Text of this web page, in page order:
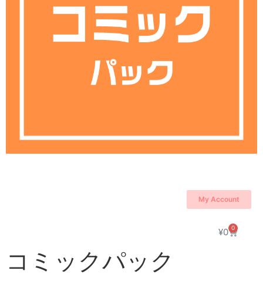
My Account
¥0 0
コミックパック